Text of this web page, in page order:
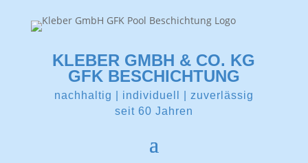
KLEBER GMBH & CO. KG
GFK BESCHICHTUNG
nachhaltig | individuell | zuverlässig
seit 60 Jahren